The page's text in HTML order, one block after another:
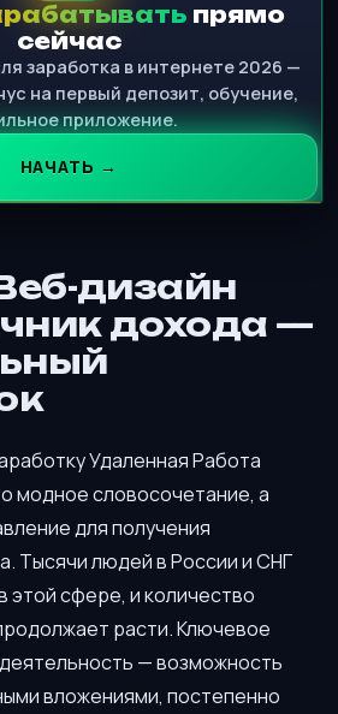
прямо
сейчас
заработка в интернете 2026 —
на первый депозит, обучение,
приложение.
НАЧАТЬ →
дизайн
дохода —
Удаленная Работа
модное словосочетание, а
для получения
Тысячи людей в России и СНГ
этой сфере, и количество
расти. Ключевое
— возможность
вложениями, постепенно